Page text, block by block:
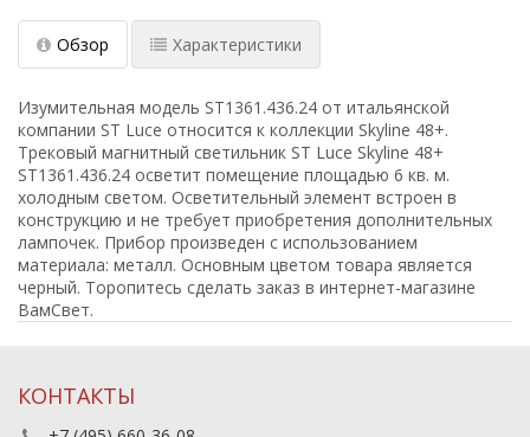
Обзор Характеристики
Изумительная модель ST1361.436.24 от итальянской
компании ST Luce относится к коллекции Skyline 48+.
Трековый магнитный светильник ST Luce Skyline 48+
ST1361.436.24 осветит помещение площадью 6 кв. м.
холодным светом. Осветительный элемент встроен в
конструкцию и не требует приобретения дополнительных
лампочек. Прибор произведен с использованием
материала: металл. Основным цветом товара является
черный. Торопитесь сделать заказ в интернет-магазине
ВамСвет.
КОНТАКТЫ